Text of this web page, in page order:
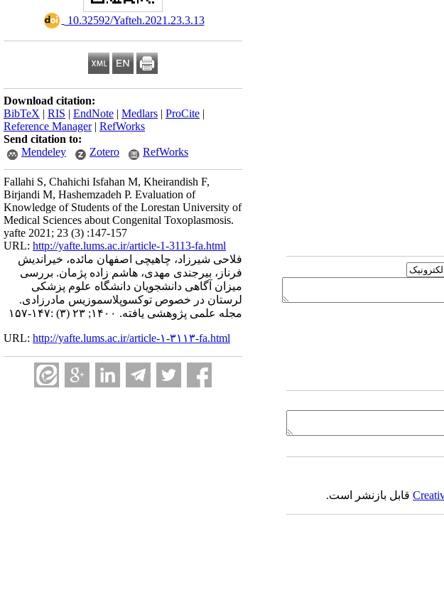
‎ 10.32592/Yafteh.2021.23.3.13
Download citation:
BibTeX | RIS | EndNote | Medlars | ProCite |
Reference Manager| RefWorks
Send citation to:
Mendeley
Zotero RefWorks
Fallahi S, Chahichi Isfahan M, Kheirandish F,
Birjandi M, Hashemzadeh P. Evaluation of
Knowledge of Students of the Lorestan University of
Medical Sciences about Congenital Toxoplasmosis.
yafte 2021; 23 (3) :147-157
URL: http://yafte.lums.ac.ir/article-1-3113-fa.html
فلاحی شیرزاد، چاهیچی اصفهان مائده، خیراندیش
فرناز، بیرجندی مهدی، هاشم زاده پژمان. بررسی
میزان آگاهی دانشجویان دانشگاه علوم پزشکی
لرستان در خصوص توکسوپلاسموزیس مادرزادی.
مجله علمی پژوهشی یافته. ۱۴۰۰; ۲۳ (۳) :۱۴۷-۱۵۷
URL: http://yafte.lums.ac.ir/article-۱-۳۱۱۳-fa.html
قابل بازنشر است.